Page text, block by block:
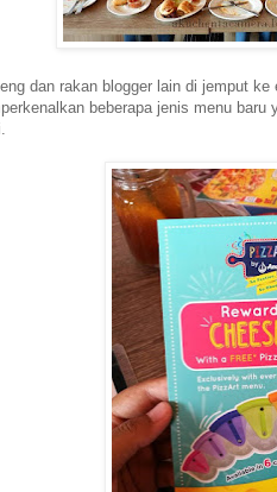
dan rakan blogger lain di jemput
beberapa jenis menu